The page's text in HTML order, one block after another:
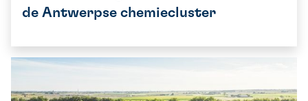
de Antwerpse chemiecluster